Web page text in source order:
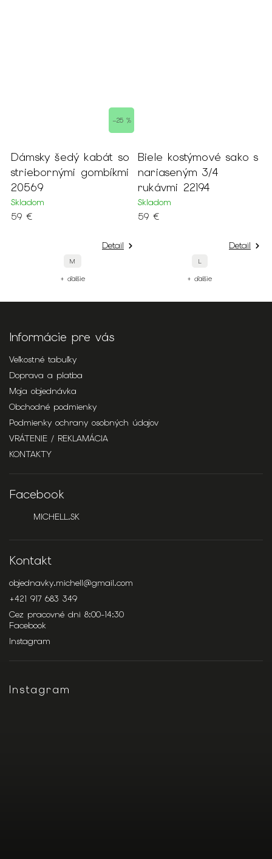
–25 %
Dámsky šedý kabát so
striebornými gombíkmi
20569
Skladom
59 €
Detail
M
+ ďalšie
Biele kostýmové sako s
nariaseným 3/4
rukávmi 22194
Skladom
59 €
Detail
L
+ ďalšie
Informácie pre vás
Veľkostné tabuľky
Doprava a platba
Moja objednávka
Obchodné podmienky
Podmienky ochrany osobných údajov
VRÁTENIE / REKLAMÁCIA
KONTAKTY
Facebook
MICHELL.SK
Kontakt
objednavky.michell@gmail.com
+421 917 683 349
Cez pracovné dni 8:00-14:30
Facebook
Instagram
Instagram